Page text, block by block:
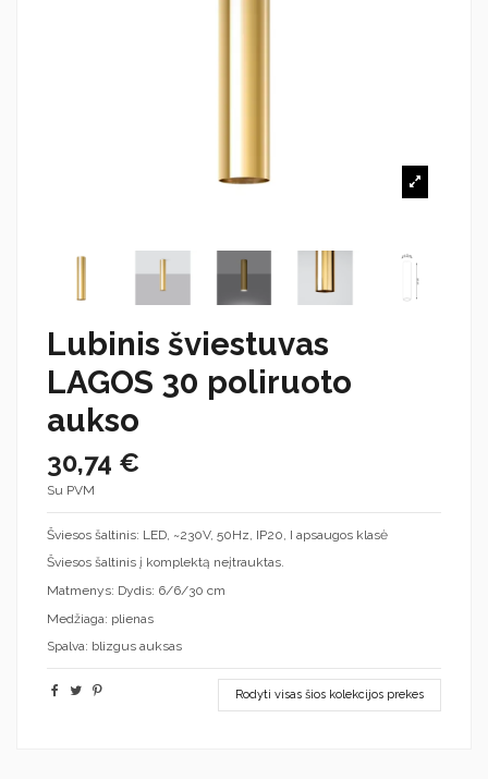
Lubinis šviestuvas
LAGOS 30 poliruoto
aukso
30,74 €
Su PVM
Šviesos šaltinis: LED, ~230V, 50Hz, IP20, I apsaugos klasė
Šviesos šaltinis į komplektą neįtrauktas.
Matmenys: Dydis: 6/6/30 cm
Medžiaga: plienas
Spalva: blizgus auksas
Rodyti visas šios kolekcijos prekes